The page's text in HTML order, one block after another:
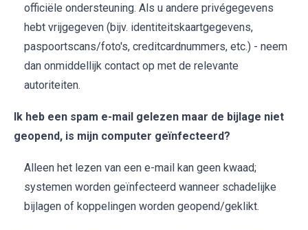
officiële ondersteuning. Als u andere privégegevens
hebt vrijgegeven (bijv. identiteitskaartgegevens,
paspoortscans/foto's, creditcardnummers, etc.) - neem
dan onmiddellijk contact op met de relevante
autoriteiten.
Ik heb een spam e-mail gelezen maar de bijlage niet
geopend, is mijn computer geïnfecteerd?
Alleen het lezen van een e-mail kan geen kwaad;
systemen worden geïnfecteerd wanneer schadelijke
bijlagen of koppelingen worden geopend/geklikt.